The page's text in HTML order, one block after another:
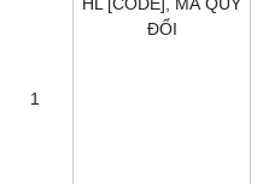
ĐỔI
1